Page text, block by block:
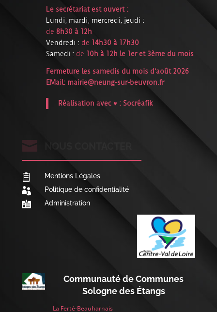
Le secrétariat est ouvert :
Lundi, mardi, mercredi, jeudi :
de 8h30 à 12h
Vendredi : de 14h30 à 17h30
Samedi : de 10h à 12h le 1er et 3ème du mois
Fermeture les samedis du mois d’août 2026
EMail: mairie@neung-sur-beuvron.fr
Réalisation avec ♥ : Socréafik

 Mentions Légales
 Politique de confidentialité
 Administration
Communauté de Communes
Sologne des Étangs
La Ferté-Beauharnais